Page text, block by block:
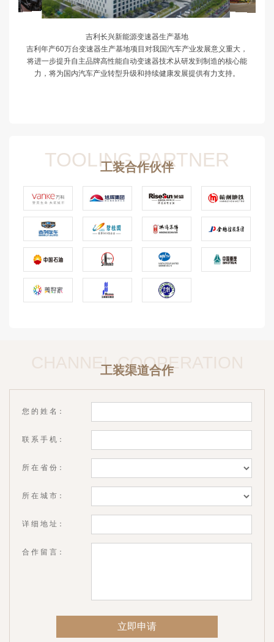
吉利长兴新能源变速器生产基地
吉利年产60万台变速器生产基地项目对我国汽车产业发展意义重大，
将进一步提升自主品牌高性能自动变速器技术从研发到制造的核心能
力，将为国内汽车产业转型升级和持续健康发展提供有力支持。
TOOLING PARTNER
工装合作伙伴
CHANNEL COOPERATION
工装渠道合作
您 的 姓 名：
联 系 手 机：
所 在 省 份：
所 在 城 市：
详 细 地 址：
合 作 留 言：
立即申请